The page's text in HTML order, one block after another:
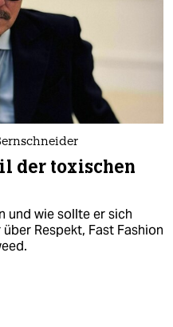
der toxischen
und wie sollte er sich
Respekt, Fast Fashion